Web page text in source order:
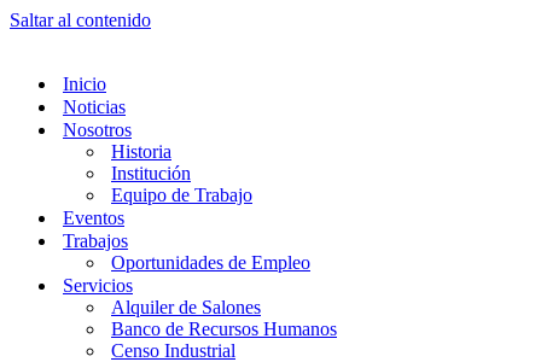
Saltar al contenido
Inicio
Noticias
Nosotros
Historia
Institución
Equipo de Trabajo
Eventos
Trabajos
Oportunidades de Empleo
Servicios
Alquiler de Salones
Banco de Recursos Humanos
Censo Industrial